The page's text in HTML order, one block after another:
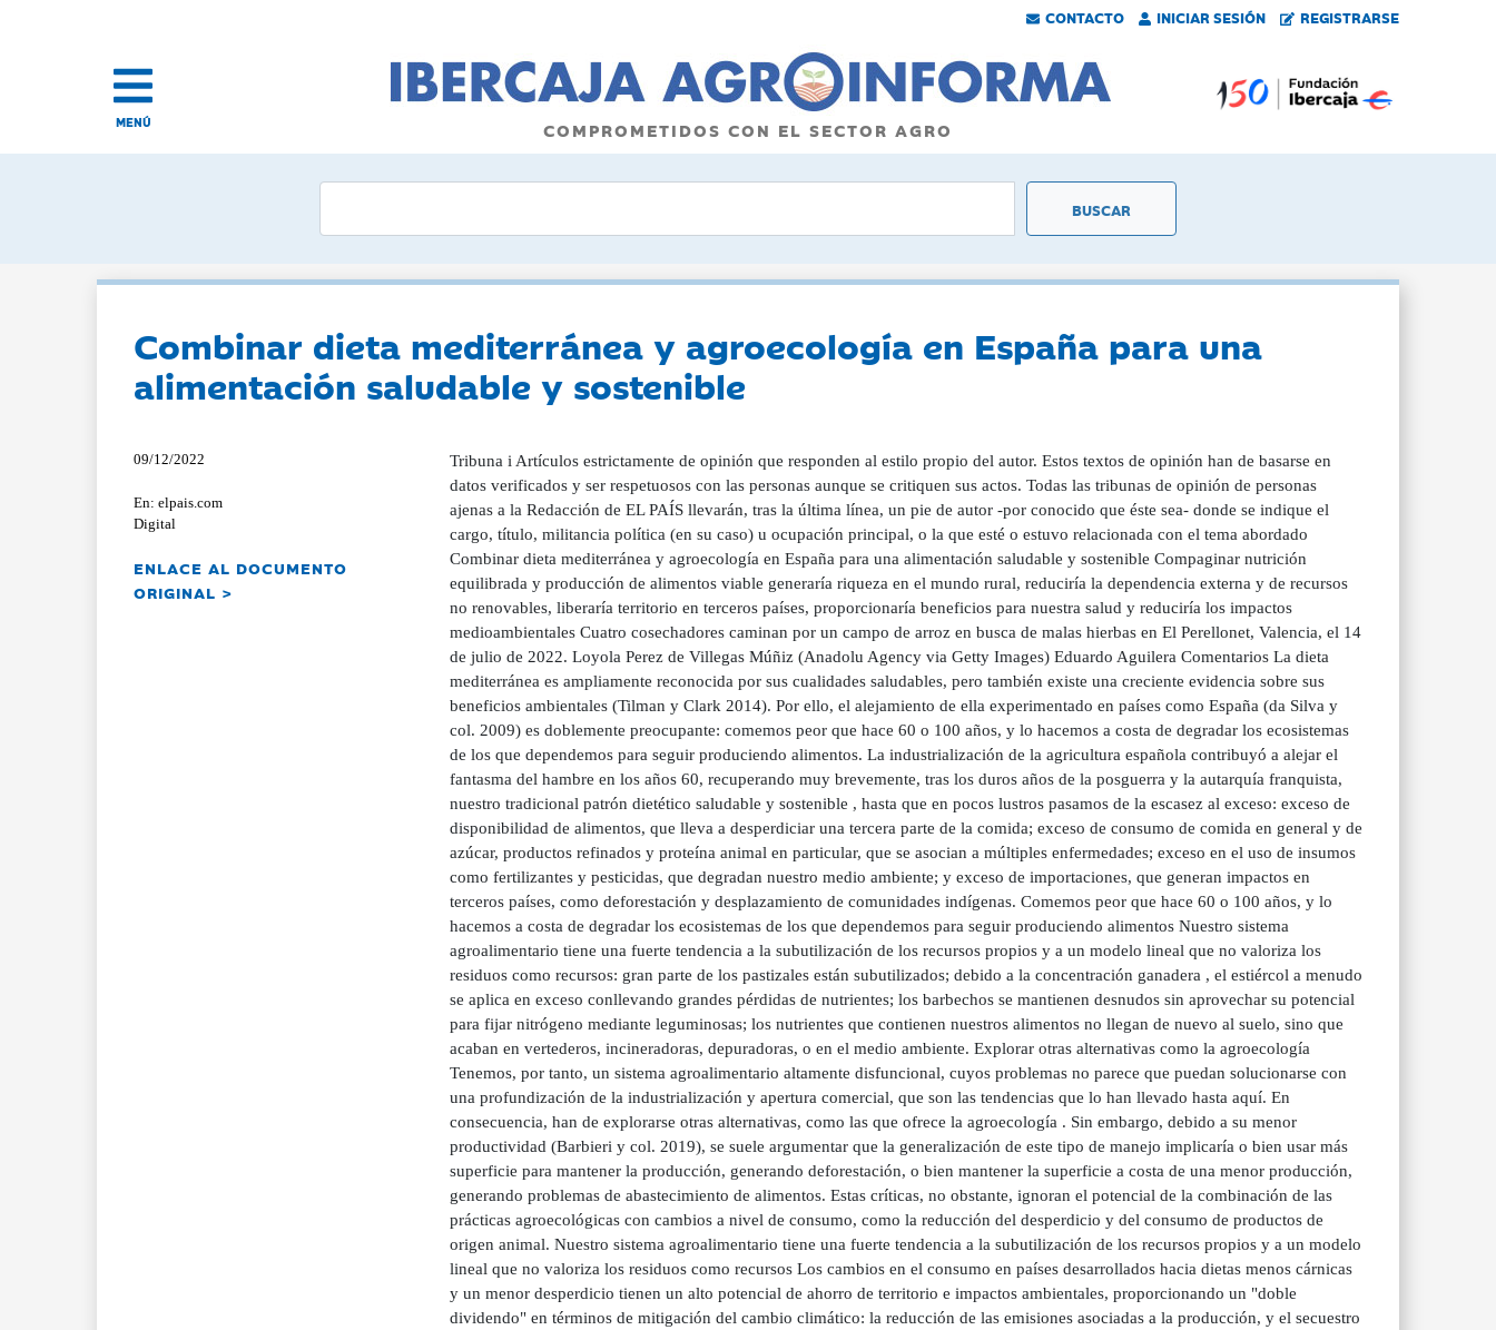
CONTACTO INICIAR SESIÓN REGISTRARSE
MENÚ COMPROMETIDOS CON EL SECTOR AGRO
Combinar dieta mediterránea y agroecología en España para una
alimentación saludable y sostenible
09/12/2022
En: elpais.com
Digital
ENLACE AL DOCUMENTO
ORIGINAL >
Tribuna i Artículos estrictamente de opinión que responden al estilo propio del autor. Estos textos de opinión han de basarse en
datos verificados y ser respetuosos con las personas aunque se critiquen sus actos. Todas las tribunas de opinión de personas
ajenas a la Redacción de EL PAÍS llevarán, tras la última línea, un pie de autor -por conocido que éste sea- donde se indique el
cargo, título, militancia política (en su caso) u ocupación principal, o la que esté o estuvo relacionada con el tema abordado
Combinar dieta mediterránea y agroecología en España para una alimentación saludable y sostenible Compaginar nutrición
equilibrada y producción de alimentos viable generaría riqueza en el mundo rural, reduciría la dependencia externa y de recursos
no renovables, liberaría territorio en terceros países, proporcionaría beneficios para nuestra salud y reduciría los impactos
medioambientales Cuatro cosechadores caminan por un campo de arroz en busca de malas hierbas en El Perellonet, Valencia, el 14
de julio de 2022. Loyola Perez de Villegas Múñiz (Anadolu Agency via Getty Images) Eduardo Aguilera Comentarios La dieta
mediterránea es ampliamente reconocida por sus cualidades saludables, pero también existe una creciente evidencia sobre sus
beneficios ambientales (Tilman y Clark 2014). Por ello, el alejamiento de ella experimentado en países como España (da Silva y
col. 2009) es doblemente preocupante: comemos peor que hace 60 o 100 años, y lo hacemos a costa de degradar los ecosistemas
de los que dependemos para seguir produciendo alimentos. La industrialización de la agricultura española contribuyó a alejar el
fantasma del hambre en los años 60, recuperando muy brevemente, tras los duros años de la posguerra y la autarquía franquista,
nuestro tradicional patrón dietético saludable y sostenible , hasta que en pocos lustros pasamos de la escasez al exceso: exceso de
disponibilidad de alimentos, que lleva a desperdiciar una tercera parte de la comida; exceso de consumo de comida en general y de
azúcar, productos refinados y proteína animal en particular, que se asocian a múltiples enfermedades; exceso en el uso de insumos
como fertilizantes y pesticidas, que degradan nuestro medio ambiente; y exceso de importaciones, que generan impactos en
terceros países, como deforestación y desplazamiento de comunidades indígenas. Comemos peor que hace 60 o 100 años, y lo
hacemos a costa de degradar los ecosistemas de los que dependemos para seguir produciendo alimentos Nuestro sistema
agroalimentario tiene una fuerte tendencia a la subutilización de los recursos propios y a un modelo lineal que no valoriza los
residuos como recursos: gran parte de los pastizales están subutilizados; debido a la concentración ganadera , el estiércol a menudo
se aplica en exceso conllevando grandes pérdidas de nutrientes; los barbechos se mantienen desnudos sin aprovechar su potencial
para fijar nitrógeno mediante leguminosas; los nutrientes que contienen nuestros alimentos no llegan de nuevo al suelo, sino que
acaban en vertederos, incineradoras, depuradoras, o en el medio ambiente. Explorar otras alternativas como la agroecología
Tenemos, por tanto, un sistema agroalimentario altamente disfuncional, cuyos problemas no parece que puedan solucionarse con
una profundización de la industrialización y apertura comercial, que son las tendencias que lo han llevado hasta aquí. En
consecuencia, han de explorarse otras alternativas, como las que ofrece la agroecología . Sin embargo, debido a su menor
productividad (Barbieri y col. 2019), se suele argumentar que la generalización de este tipo de manejo implicaría o bien usar más
superficie para mantener la producción, generando deforestación, o bien mantener la superficie a costa de una menor producción,
generando problemas de abastecimiento de alimentos. Estas críticas, no obstante, ignoran el potencial de la combinación de las
prácticas agroecológicas con cambios a nivel de consumo, como la reducción del desperdicio y del consumo de productos de
origen animal. Nuestro sistema agroalimentario tiene una fuerte tendencia a la subutilización de los recursos propios y a un modelo
lineal que no valoriza los residuos como recursos Los cambios en el consumo en países desarrollados hacia dietas menos cárnicas
y un menor desperdicio tienen un alto potencial de ahorro de territorio e impactos ambientales, proporcionando un "doble
dividendo" en términos de mitigación del cambio climático: la reducción de las emisiones asociadas a la producción, y el secuestro